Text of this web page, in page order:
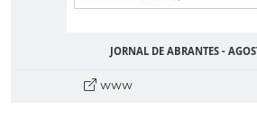
JORNAL DE ABRANTES -
www